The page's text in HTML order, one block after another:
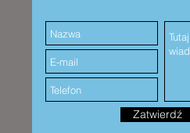
Zatwierdź